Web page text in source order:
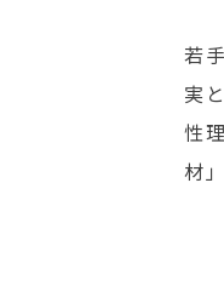
若
実
性
材